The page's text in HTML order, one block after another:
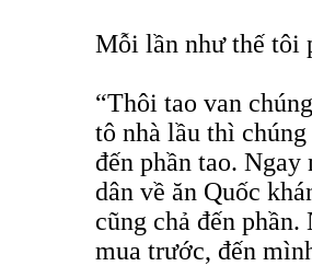
Mỗi lần như thế tôi
“Thôi tao van
tô nhà lầu thì
đến phần tao.
dân về ăn Quốc
cũng chả đến
mua trước, đến